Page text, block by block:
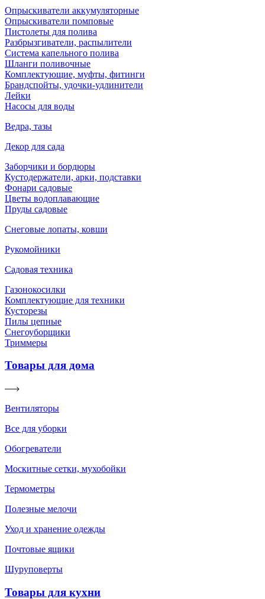
Опрыскиватели аккумуляторные
Опрыскиватели помповые
Пистолеты для полива
Разбрызгиватели, распылители
Система капельного полива
Шланги поливочные
Комплектующие, муфты, фитинги
Брандспойты, удочки-удлинители
Лейки
Насосы для воды
Ведра, тазы
Декор для сада
Заборчики и бордюры
Кустодержатели, арки, подставки
Фонари садовые
Цветы водоплавающие
Пруды садовые
Снеговые лопаты, ковши
Рукомойники
Садовая техника
Газонокосилки
Комплектующие для техники
Кусторезы
Пилы цепные
Снегоуборщики
Триммеры
Товары для дома
Вентиляторы
Все для уборки
Обогреватели
Москитные сетки, мухобойки
Термометры
Полезные мелочи
Уход и хранение одежды
Почтовые ящики
Шуруповерты
Товары для кухни